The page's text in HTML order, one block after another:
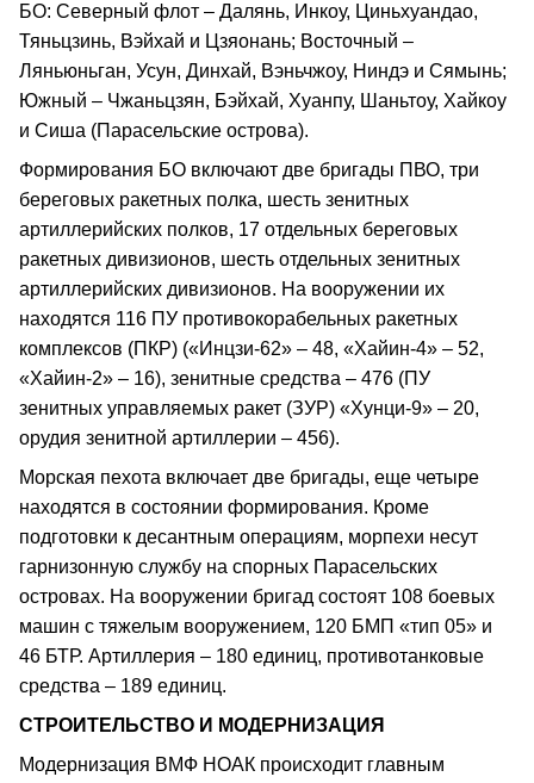
БО: Северный флот – Далянь, Инкоу, Циньхуандао,
Тяньцзинь, Вэйхай и Цзяонань; Восточный –
Ляньюньган, Усун, Динхай, Вэньчжоу, Ниндэ и Сямынь;
Южный – Чжаньцзян, Бэйхай, Хуанпу, Шаньтоу, Хайкоу
и Сиша (Парасельские острова).
Формирования БО включают две бригады ПВО, три
береговых ракетных полка, шесть зенитных
артиллерийских полков, 17 отдельных береговых
ракетных дивизионов, шесть отдельных зенитных
артиллерийских дивизионов. На вооружении их
находятся 116 ПУ противокорабельных ракетных
комплексов (ПКР) («Инцзи-62» – 48, «Хайин-4» – 52,
«Хайин-2» – 16), зенитные средства – 476 (ПУ
зенитных управляемых ракет (ЗУР) «Хунци-9» – 20,
орудия зенитной артиллерии – 456).
Морская пехота включает две бригады, еще четыре
находятся в состоянии формирования. Кроме
подготовки к десантным операциям, морпехи несут
гарнизонную службу на спорных Парасельских
островах. На вооружении бригад состоят 108 боевых
машин с тяжелым вооружением, 120 БМП «тип 05» и
46 БТР. Артиллерия – 180 единиц, противотанковые
средства – 189 единиц.
СТРОИТЕЛЬСТВО И МОДЕРНИЗАЦИЯ
Модернизация ВМФ НОАК происходит главным